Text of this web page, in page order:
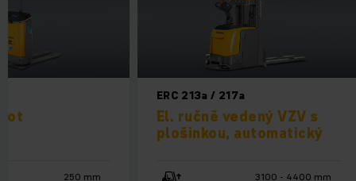
250 mm
ERC 213a / 217a
El. ručně vedený VZV s
plošinkou, automatický
3100 - 4400 mm